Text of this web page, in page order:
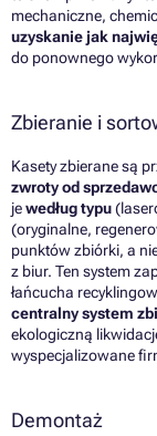
mechaniczne,
uzyskanie jak
do ponownego
Zbieranie i
Kasety zbierane są
zwroty od
jewedług typu
(oryginalne,
punktów zbiórki, a
z biur. Ten system
łańcucha
centralny system
ekologiczną
wyspecjalizowane
Demontaż